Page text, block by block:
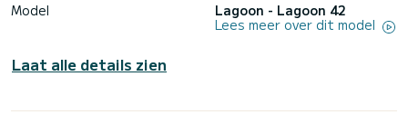
Model
Lagoon - Lagoon 42
Lees meer over dit model
Laat alle details zien